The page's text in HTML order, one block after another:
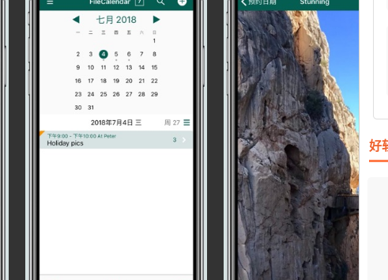
好